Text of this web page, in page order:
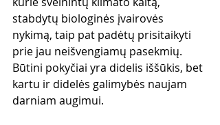
stabdytų biologinės įvairovės
nykimą, taip pat padėtų prisitaikyti
prie jau neišvengiamų pasekmių.
Būtini pokyčiai yra didelis iššūkis, bet
kartu ir didelės galimybės naujam
darniam augimui.